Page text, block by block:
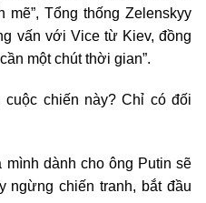
mẽ”, Tổng thống Zelenskyy
vấn với Vice từ Kiev, đồng
một chút thời gian”.
cuộc chiến này? Chỉ có đối
dành cho ông Putin sẽ
ngừng chiến tranh, bắt đầu